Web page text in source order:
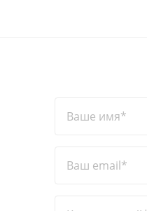
Ваше имя*
Ваш email*